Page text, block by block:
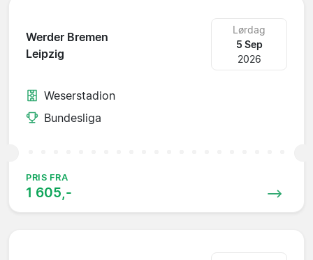
Werder Bremen
Leipzig
Lørdag
5 Sep
2026
Weserstadion
Bundesliga
PRIS FRA
1 605,-